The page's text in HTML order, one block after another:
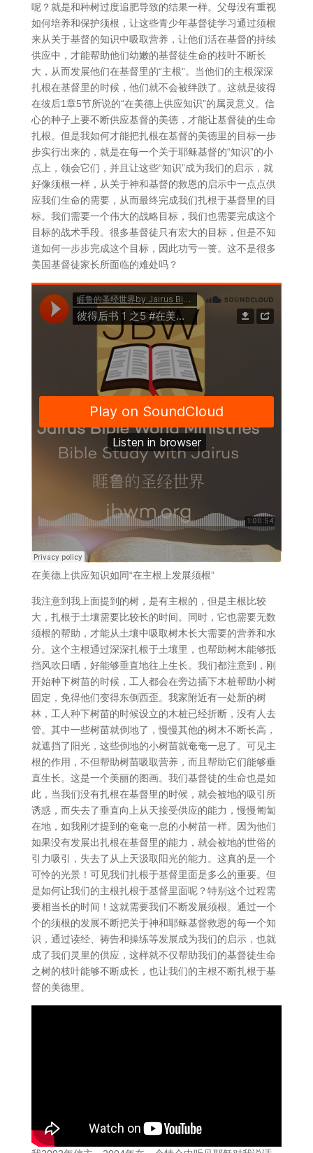
呢？就是和种树过度追肥导致的结果一样。父母没有重视
如何培养和保护须根，让这些青少年基督徒学习通过须根
来从关于基督的知识中吸取营养，让他们活在基督的持续
供应中，才能帮助他们幼嫩的基督徒生命的枝叶不断长
大，从而发展他们在基督里的“主根”。当他们的主根深深
扎根在基督里的时候，他们就不会被绊跌了。这就是彼得
在彼后1章5节所说的“在美德上供应知识”的属灵意义。信
心的种子上要不断供应基督的美德，才能让基督徒的生命
扎根。但是我如何才能把扎根在基督的美德里的目标一步
步实行出来的，就是在每一个关于耶稣基督的“知识”的小
点上，领会它们，并且让这些“知识”成为我们的启示，就
好像须根一样，从关于神和基督的救恩的启示中一点点供
应我们生命的需要，从而最终完成我们扎根于基督里的目
标。我们需要一个伟大的战略目标，我们也需要完成这个
目标的战术手段。很多基督徒只有宏大的目标，但是不知
道如何一步步完成这个目标，因此功亏一篑。这不是很多
美国基督徒家长所面临的难处吗？
在美德上供应知识如同“在主根上发展须根”
我注意到我上面提到的树，是有主根的，但是主根比较
大，扎根于土壤需要比较长的时间。同时，它也需要无数
须根的帮助，才能从土壤中吸取树木长大需要的营养和水
分。这个主根通过深深扎根于土壤里，也帮助树木能够抵
挡风吹日晒，好能够垂直地往上生长。我们都注意到，刚
开始种下树苗的时候，工人都会在旁边插下木桩帮助小树
固定，免得他们变得东倒西歪。我家附近有一处新的树
林，工人种下树苗的时候设立的木桩已经折断，没有人去
管。其中一些树苗就倒地了，慢慢其他的树木不断长高，
就遮挡了阳光，这些倒地的小树苗就奄奄一息了。可见主
根的作用，不但帮助树苗吸取营养，而且帮助它们能够垂
直生长。这是一个美丽的图画。我们基督徒的生命也是如
此，当我们没有扎根在基督里的时候，就会被地的吸引所
诱惑，而失去了垂直向上从天接受供应的能力，慢慢匍匐
在地，如我刚才提到的奄奄一息的小树苗一样。因为他们
如果没有发展出扎根在基督里的能力，就会被地的世俗的
引力吸引，失去了从上天汲取阳光的能力。这真的是一个
可怜的光景！可见我们扎根于基督里面是多么的重要。但
是如何让我们的主根扎根于基督里面呢？特别这个过程需
要相当长的时间！这就需要我们不断发展须根。通过一个
个的须根的发展不断把关于神和耶稣基督救恩的每一个知
识，通过读经、祷告和操练等发展成为我们的启示，也就
成了我们灵里的供应，这样就不仅帮助我们的基督徒生命
之树的枝叶能够不断成长，也让我们的主根不断扎根于基
督的美德里。